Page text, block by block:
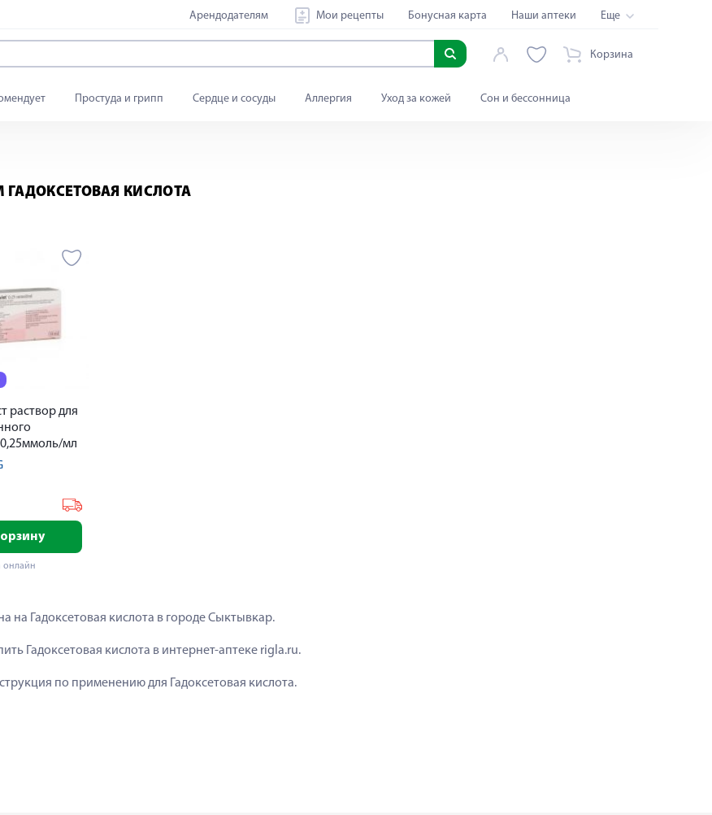
Арендодателям Мои рецепты Бонусная карта Наши аптеки Еще
Корзина
Простуда и грипп Сердце и сосуды Аллергия Уход за кожей Сон и бессонница
КИСЛОТА
раствор для
мл
онлайн
на Гадоксетовая кислота в городе Сыктывкар.
Гадоксетовая кислота в интернет-аптеке rigla.ru.
по применению для Гадоксетовая кислота.